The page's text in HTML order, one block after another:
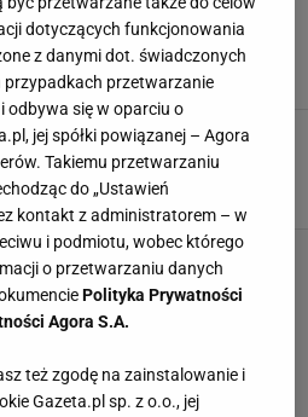
i gzik. Dobrze znasz polską
to ten quiz
KUCHNIA POLSKA
od lat. Daję mu drugie życie z
złote cuda
PIECZYWO
dotyczących funkcjonowania
z danymi dot. świadczonych
przypadkach przetwarzanie
odbywa się w oparciu o
jej spółki powiązanej – Agora
Takiemu przetwarzaniu
do „Ustawień
kontakt z administratorem – w
i podmiotu, wobec którego
o przetwarzaniu danych
Polityka Prywatności
Agora S.A.
też zgodę na zainstalowanie i
Gazeta.pl sp. z o.o., jej